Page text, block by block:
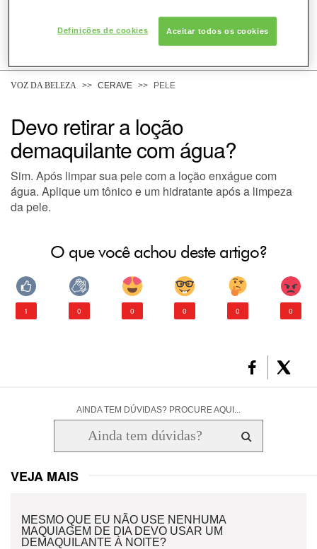
COMO POSSO AJUDAR? DÚVIDAS SOBRE:
PELE
DERMACLUB
VOZ DA BELEZA CERAVE PELE
Devo retirar a loção
demaquilante com água?
Sim. Após limpar sua pele com a loção enxágue com
água. Aplique um tônico e um hidratante após a limpeza
da pele.
O que você achou deste artigo?
1 0 0 0 0 0
AINDA TEM DÚVIDAS? PROCURE AQUI...
VEJA MAIS
MESMO QUE EU NÃO USE NENHUMA
MAQUIAGEM DE DIA DEVO USAR UM
DEMAQUILANTE À NOITE?
Definições de cookies Aceitar todos os cookies